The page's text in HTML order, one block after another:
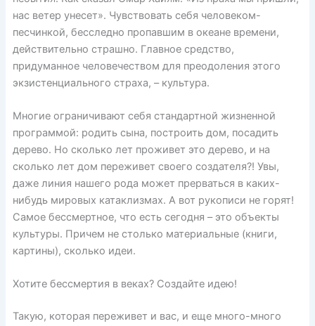
нас ветер унесет». Чувствовать себя человеком-
песчинкой, бесследно пропавшим в океане времени,
действительно страшно. Главное средство,
придуманное человечеством для преодоления этого
экзистенциального страха, – культура.
Многие ограничивают себя стандартной жизненной
программой: родить сына, построить дом, посадить
дерево. Но сколько лет проживет это дерево, и на
сколько лет дом переживет своего создателя?! Увы,
даже линия нашего рода может прерваться в каких-
нибудь мировых катаклизмах. А вот рукописи не горят!
Самое бессмертное, что есть сегодня – это объекты
культуры. Причем не столько материальные (книги,
картины), сколько идеи.
Хотите бессмертия в веках? Создайте идею!
Такую, которая переживет и вас, и еще много-много